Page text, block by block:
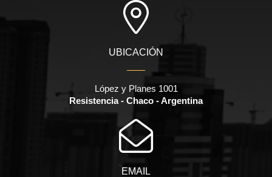
UBICACIÓN
López y Planes 1001
Resistencia - Chaco - Argentina
EMAIL